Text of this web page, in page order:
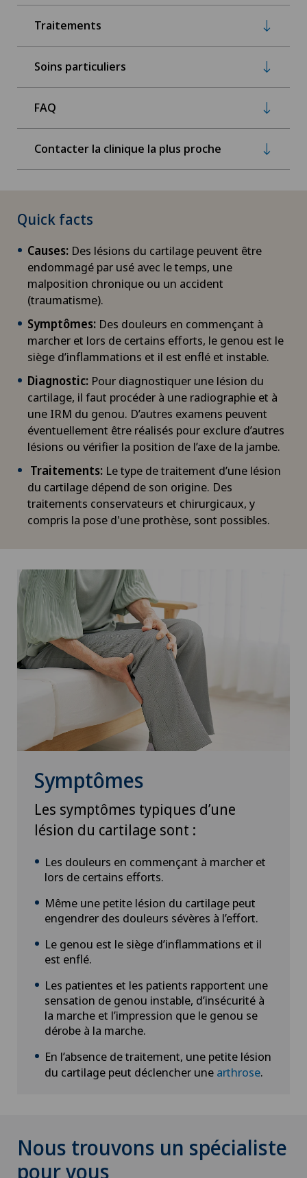
Traitements
Soins particuliers
FAQ
Contacter la clinique la plus proche
Quick facts
Causes: Des lésions du cartilage peuvent être
endommagé par usé avec le temps, une
malposition chronique ou un accident
(traumatisme).
Symptômes: Des douleurs en commençant à
marcher et lors de certains efforts, le genou est le
siège d’inflammations et il est enflé et instable.
Diagnostic: Pour diagnostiquer une lésion du
cartilage, il faut procéder à une radiographie et à
une IRM du genou. D’autres examens peuvent
éventuellement être réalisés pour exclure d’autres
lésions ou vérifier la position de l’axe de la jambe.
Traitements: Le type de traitement d’une lésion
du cartilage dépend de son origine. Des
traitements conservateurs et chirurgicaux, y
compris la pose d'une prothèse, sont possibles.
Symptômes
Les symptômes typiques d’une
lésion du cartilage sont :
Les douleurs en commençant à marcher et
lors de certains efforts.
Même une petite lésion du cartilage peut
engendrer des douleurs sévères à l’effort.
Le genou est le siège d’inflammations et il
est enflé.
Les patientes et les patients rapportent une
sensation de genou instable, d’insécurité à
la marche et l’impression que le genou se
dérobe à la marche.
En l’absence de traitement, une petite lésion
du cartilage peut déclencher une arthrose.
Nous trouvons un spécialiste
pour vous